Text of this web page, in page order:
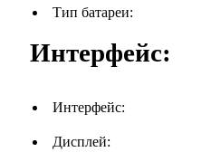
Тип батареи:
Интерфейс:
Интерфейс:
Дисплей: